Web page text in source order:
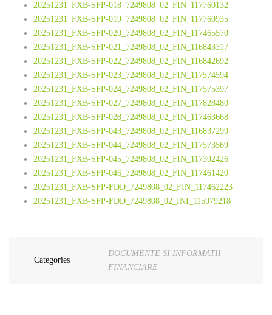
20251231_FXB-SFP-018_7249808_02_FIN_117760132
20251231_FXB-SFP-019_7249808_02_FIN_117760935
20251231_FXB-SFP-020_7249808_02_FIN_117465570
20251231_FXB-SFP-021_7249808_02_FIN_116843317
20251231_FXB-SFP-022_7249808_02_FIN_116842692
20251231_FXB-SFP-023_7249808_02_FIN_117574594
20251231_FXB-SFP-024_7249808_02_FIN_117575397
20251231_FXB-SFP-027_7249808_02_FIN_117828480
20251231_FXB-SFP-028_7249808_02_FIN_117463668
20251231_FXB-SFP-043_7249808_02_FIN_116837299
20251231_FXB-SFP-044_7249808_02_FIN_117573569
20251231_FXB-SFP-045_7249808_02_FIN_117392426
20251231_FXB-SFP-046_7249808_02_FIN_117461420
20251231_FXB-SFP-FDD_7249808_02_FIN_117462223
20251231_FXB-SFP-FDD_7249808_02_INI_115979218
Categories
DOCUMENTE SI INFORMATII
FINANCIARE